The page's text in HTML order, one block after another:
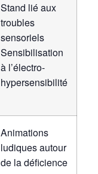
Stand lié aux
troubles
sensoriels
Sensibilisation
à l’électro-
hypersensibilité
Animations
ludiques autour
de la déficience